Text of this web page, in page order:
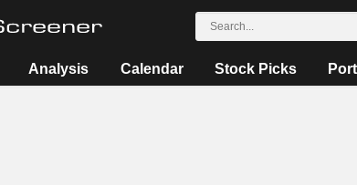
Analysis Calendar Stock Picks